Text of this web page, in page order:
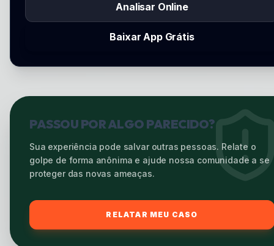
Analisar Online
Baixar App Grátis
PASSOU POR ALGO PARECIDO?
Sua experiência pode salvar outras pessoas. Relate o
golpe de forma anônima e ajude nossa comunidade a se
proteger das novas ameaças.
RELATAR MEU CASO